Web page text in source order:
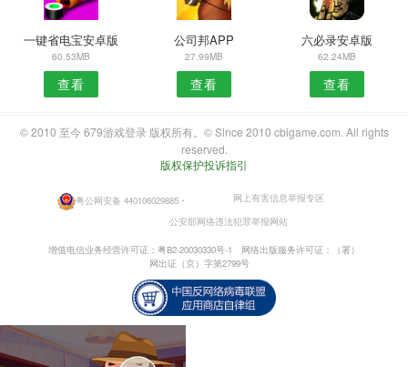
一键省电宝安卓版
60.53MB
查看
公司邦APP
27.99MB
查看
六必录安卓版
62.24MB
查看
© 2010 至今 679游戏登录 版权所有。© Since 2010 cbigame.com. All rights
reserved.
版权保护投诉指引
粤公网安备 440106029885・
网上有害信息举报专区
公安部网络违法犯罪举报网站
增值电信业务经营许可证：粤B2-20030330号-1
网络出版服务许可证：（署）
网出证（京）字第2799号